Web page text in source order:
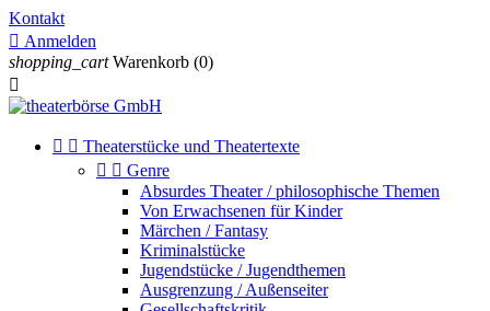
Kontakt
 Anmelden
shopping_cart Warenkorb (0)

  Theaterstücke und Theatertexte
  Genre
Absurdes Theater / philosophische Themen
Von Erwachsenen für Kinder
Märchen / Fantasy
Kriminalstücke
Jugendstücke / Jugendthemen
Ausgrenzung / Außenseiter